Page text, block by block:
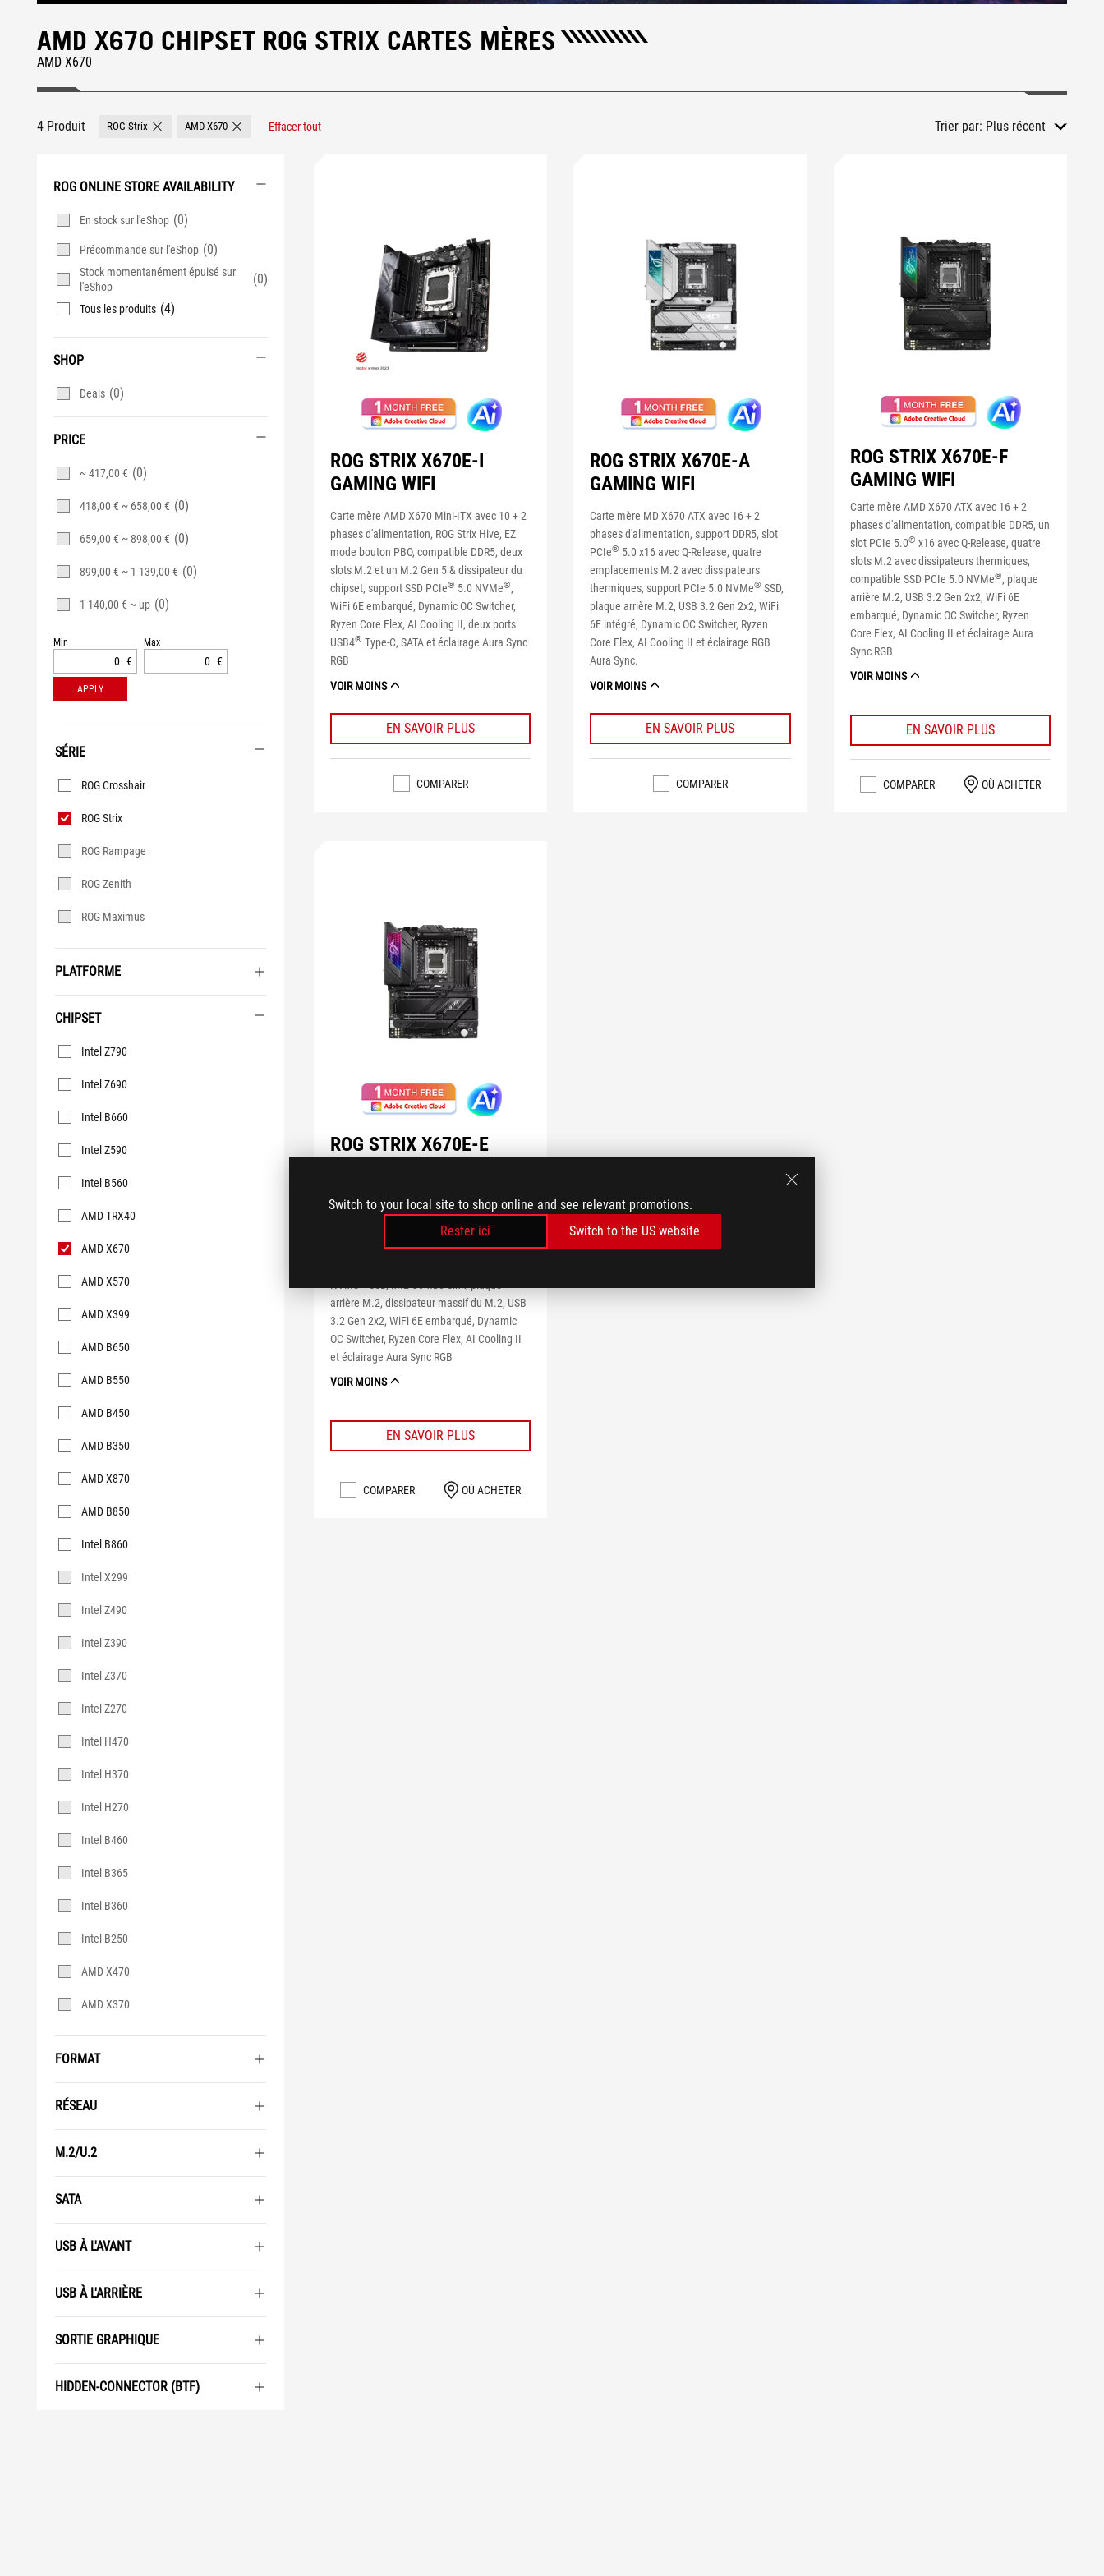
Switch to your local site to shop online and see relevant promotions.
Rester ici
Switch to the US website
AMD X670 CHIPSET ROG STRIX CARTES MÈRES
AMD X670
4 Produit ROG Strix Remove ROG Strix
AMD X670 Remove AMD X670
Effacer tout Trier par: Plus récent
ROG ONLINE STORE AVAILABILITY
En stock sur l'eShop (0)
Précommande sur l'eShop (0)
Stock momentanément épuisé sur
l'eShop
(0)
Tous les produits (4)
SHOP
Deals (0)
PRICE
~ 417,00 € (0)
418,00 € ~ 658,00 € (0)
659,00 € ~ 898,00 € (0)
899,00 € ~ 1 139,00 € (0)
1 140,00 € ~ up (0)
Min
€
Max
€
APPLY
SÉRIE
Série
ROG Rampage
ROG Zenith
ROG Maximus
ROG Crosshair
ROG Strix
PLATFORME
CHIPSET
Chipset
Intel X299
Intel Z790
Intel Z690
Intel B660
Intel Z590
Intel Z490
Intel Z390
Intel Z370
Intel Z270
Intel H470
Intel H370
Intel H270
Intel B560
Intel B460
Intel B365
Intel B360
Intel B250
AMD TRX40
AMD X670
AMD X570
AMD X470
AMD X399
AMD X370
AMD B650
AMD B550
AMD B450
AMD B350
AMD X870
AMD B850
Intel B860
FORMAT
RÉSEAU
M.2/U.2
SATA
USB À L'AVANT
USB À L'ARRIÈRE
SORTIE GRAPHIQUE
HIDDEN-CONNECTOR (BTF)
ROG STRIX X670E-I
GAMING WIFI
Carte mère AMD X670 Mini-ITX avec 10 + 2
phases d'alimentation, ROG Strix Hive, EZ
mode bouton PBO, compatible DDR5, deux
slots M.2 et un M.2 Gen 5 & dissipateur du
chipset, support SSD PCIe® 5.0 NVMe®,
WiFi 6E embarqué, Dynamic OC Switcher,
Ryzen Core Flex, AI Cooling II, deux ports
USB4® Type-C, SATA et éclairage Aura Sync
RGB
VOIR MOINS
EN SAVOIR PLUS
COMPARER
ROG STRIX X670E-A
GAMING WIFI
Carte mère MD X670 ATX avec 16 + 2
phases d'alimentation, support DDR5, slot
PCIe® 5.0 x16 avec Q-Release, quatre
emplacements M.2 avec dissipateurs
thermiques, support PCIe 5.0 NVMe® SSD,
plaque arrière M.2, USB 3.2 Gen 2x2, WiFi
6E intégré, Dynamic OC Switcher, Ryzen
Core Flex, AI Cooling II et éclairage RGB
Aura Sync.
VOIR MOINS
EN SAVOIR PLUS
COMPARER
ROG STRIX X670E-F
GAMING WIFI
Carte mère AMD X670 ATX avec 16 + 2
phases d'alimentation, compatible DDR5, un
slot PCIe 5.0® x16 avec Q-Release, quatre
slots M.2 avec dissipateurs thermiques,
compatible SSD PCIe 5.0 NVMe®, plaque
arrière M.2, USB 3.2 Gen 2x2, WiFi 6E
embarqué, Dynamic OC Switcher, Ryzen
Core Flex, AI Cooling II et éclairage Aura
Sync RGB
VOIR MOINS
EN SAVOIR PLUS
COMPARER OÙ ACHETER
ROG STRIX X670E-E
phases d'alimentation, compatible DDR5,
5.0 x16, Slot PCIe Q-
Release, quatre slots M.2 avec dissipateurs
arrière M.2, dissipateur massif du M.2, USB
3.2 Gen 2x2, WiFi 6E embarqué, Dynamic
OC Switcher, Ryzen Core Flex, AI Cooling II
et éclairage Aura Sync RGB
VOIR MOINS
EN SAVOIR PLUS
COMPARER OÙ ACHETER